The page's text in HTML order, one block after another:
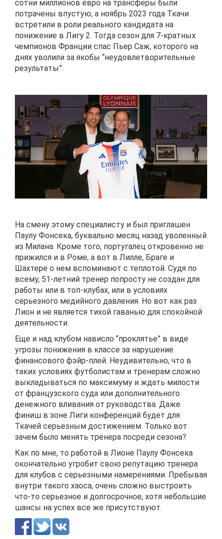
сотни миллионов евро на трансферы были
потрачены впустую, а ноябрь 2023 года Ткачи
встретили в роли реального кандидата на
понижение в Лигу 2. Тогда сезон для 7-кратных
чемпионов Франции спас Пьер Саж, которого на
днях уволили за якобы “неудовлетворительные
результаты”.
На смену этому специалисту и был приглашен
Паулу Фонсека, буквально месяц назад уволенный
из Милана. Кроме того, португалец откровенно не
прижился и в Роме, а вот в Лилле, Браге и
Шахтере о нем вспоминают с теплотой. Судя по
всему, 51-летний тренер попросту не создан для
работы или в топ-клубах, или в условиях
серьезного медийного давления. Но вот как раз
Лион и не является тихой гаванью для спокойной
деятельности.
Еще и над клубом нависло “проклятье” в виде
угрозы понижения в классе за нарушение
финансового фэйр-плей. Неудивительно, что в
таких условиях футболистам и тренерам сложно
выкладываться по максимуму и ждать милости
от французского суда или дополнительного
денежного вливания от руководства. Даже
финиш в зоне Лиги конференций будет для
Ткачей серьезным достижением. Только вот
зачем было менять тренера посреди сезона?
Как по мне, то работой в Лионе Паулу Фонсека
окончательно угробит свою репутацию тренера
для клубов с серьезными намерениями. Пребывая
внутри такого хаоса, очень сложно выстроить
что-то серьезное и долгосрочное, хотя небольшие
шансы на успех все же присутствуют.